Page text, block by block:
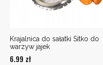
Krajalnica do sałatki Sitko do
warzyw jajek
6.99 zł